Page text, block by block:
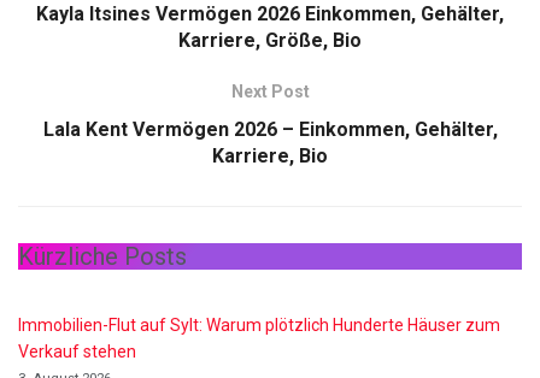
Kayla Itsines Vermögen 2026 Einkommen, Gehälter,
Karriere, Größe, Bio
Next Post
Lala Kent Vermögen 2026 – Einkommen, Gehälter,
Karriere, Bio
Kürzliche Posts
Immobilien-Flut auf Sylt: Warum plötzlich Hunderte Häuser zum
Verkauf stehen